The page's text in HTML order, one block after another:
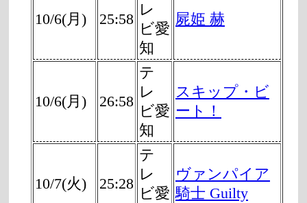
10/6(月) 25:58
レ
ビ愛
知
屍姫 赫
10/6(月) 26:58
テ
レ
ビ愛
知
スキップ・ビ
ート！
10/7(火) 25:28
テ
レ
ビ愛
ヴァンパイア
騎士 Guilty